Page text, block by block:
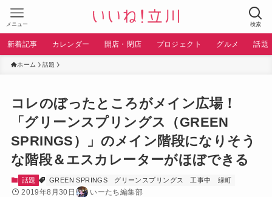
検索
メニュー
新着記事 カレンダー 開店・閉店 プロジェクト グルメ 話題
ホーム 話題
コレのぼったところがメイン広場！
「グリーンスプリングス（GREEN
SPRINGS）」のメイン階段になりそう
な階段＆エスカレーターがほぼできる
話題 GREEN SPRINGS グリーンスプリングス 工事中 緑町
2019年8月30日 いーたち編集部